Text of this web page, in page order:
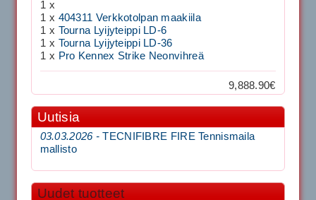
1 x
1 x 404311 Verkkotolpan maakiila
1 x Tourna Lyijyteippi LD-6
1 x Tourna Lyijyteippi LD-36
1 x Pro Kennex Strike Neonvihreä
9,888.90€
Uutisia
03.03.2026 -TECNIFIBRE FIRE Tennismaila
mallisto
Uudet tuotteet